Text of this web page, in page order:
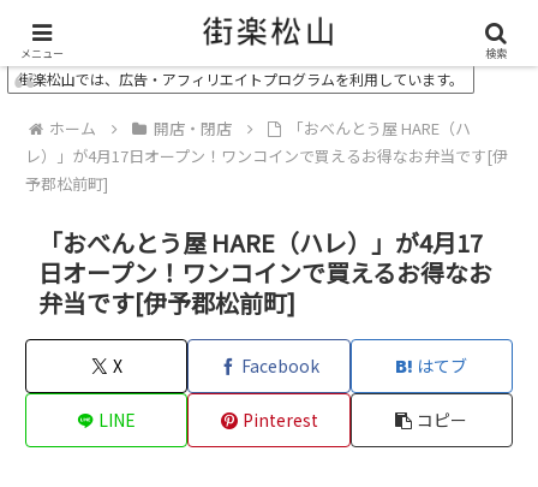
＼ 松山の街を“オモシロク”する地域情報メディア ／
街楽松山では、広告・アフィリエイトプログラムを利用しています。
ホーム 開店・閉店
「おべんとう屋 HARE（ハ
レ）」が4月17日オープン！ワンコインで買えるお得なお弁当です[伊
予郡松前町]
「おべんとう屋 HARE（ハレ）」が4月17
日オープン！ワンコインで買えるお得なお
弁当です[伊予郡松前町]
X Facebook はてブ
LINE Pinterest コピー
メニュー 検索